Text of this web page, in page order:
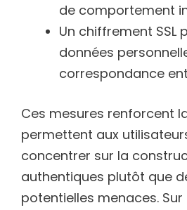
de comportement
Un chiffrement SSL
données
correspondance
Ces mesures renforcent
permettent aux
concentrer sur la
authentiques plutôt que
potentielles menaces.